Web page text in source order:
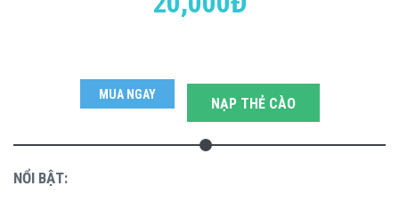
MUA NGAY
NẠP THẺ CÀO
NỔI BẬT: